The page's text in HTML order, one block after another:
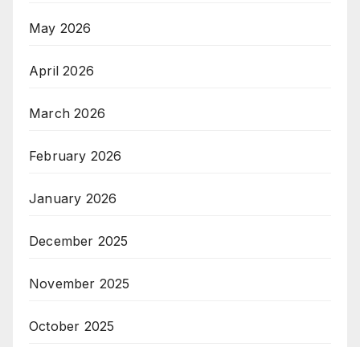
May 2026
April 2026
March 2026
February 2026
January 2026
December 2025
November 2025
October 2025